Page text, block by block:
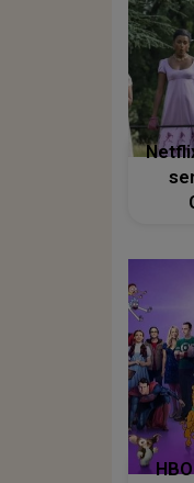
Netflix a lansat trailerul